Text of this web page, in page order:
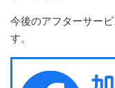
今後のアフターサー
す。